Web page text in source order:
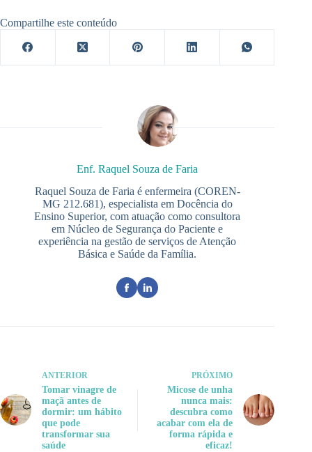
Compartilhe este conteúdo
Enf. Raquel Souza de Faria
Raquel Souza de Faria é enfermeira (COREN-
MG 212.681), especialista em Docência do
Ensino Superior, com atuação como consultora
em Núcleo de Segurança do Paciente e
experiência na gestão de serviços de Atenção
Básica e Saúde da Família.
ANTERIOR
Tomar vinagre de
maçã antes de
dormir: um hábito
que pode
transformar sua
saúde
PRÓXIMO
Micose de unha
nunca mais:
descubra como
acabar com ela de
forma rápida e
eficaz!